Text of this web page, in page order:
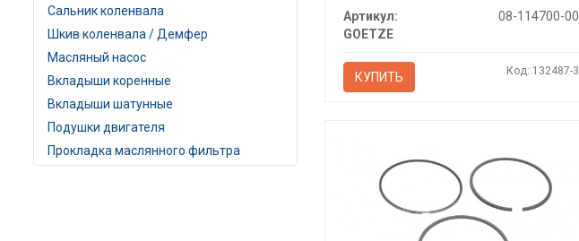
Сальник коленвала
Шкив коленвала / Демфер
Масляный насос
Вкладыши коренные
Вкладыши шатунные
Подушки двигателя
Прокладка маслянного фильтра
Артикул:
08-114700-00
GOETZE
КУПИТЬ Код: 132487-3